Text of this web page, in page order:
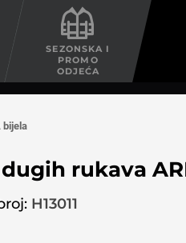
SEZONSKA I
PROMO
ODJEĆA
bijela
rukava
H13011